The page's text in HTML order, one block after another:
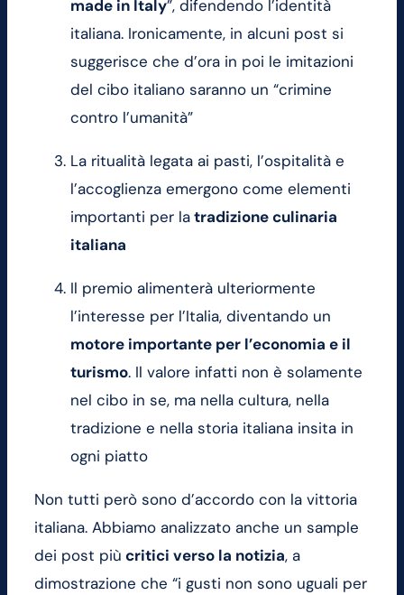
made in Italy”, difendendo l’identità
italiana. Ironicamente, in alcuni post si
suggerisce che d’ora in poi le imitazioni
del cibo italiano saranno un “crimine
contro l’umanità”
La ritualità legata ai pasti, l’ospitalità e
l’accoglienza emergono come elementi
importanti per latradizione culinaria
italiana
Il premio alimenterà ulteriormente
l’interesse per l’Italia, diventando un
motore importante per l’economia e il
turismo. Il valore infatti non è solamente
nel cibo in se, ma nella cultura, nella
tradizione e nella storia italiana insita in
ogni piatto
Non tutti però sono d’accordo con la vittoria
italiana. Abbiamo analizzato anche un sample
dei post più critici verso la notizia, a
dimostrazione che “i gusti non sono uguali per